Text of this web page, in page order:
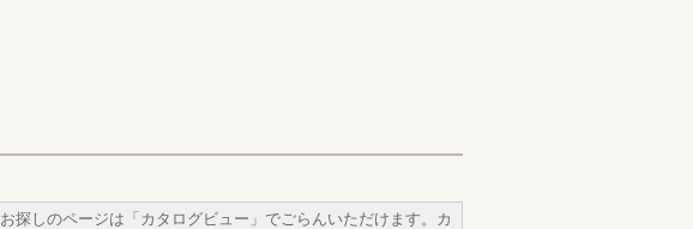
お探しのページは「カタログビュー」でごらんいただけます。カ